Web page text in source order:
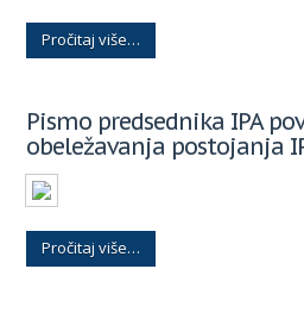
Pročitaj više…
Pismo predsednika IPA
obeležavanja postojanja
Pročitaj više…